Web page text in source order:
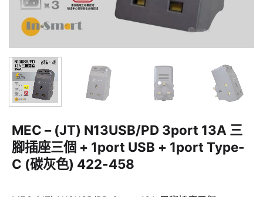
MEC – (JT) N13USB/PD 3port 13A 三
腳插座三個 + 1port USB + 1port Type-
C (碳灰色) 422-458